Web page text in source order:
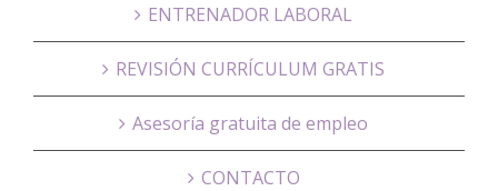
ENTRENADOR LABORAL
REVISIÓN CURRÍCULUM GRATIS
Asesoría gratuita de empleo
CONTACTO